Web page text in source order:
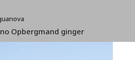
Opbergmand ginger